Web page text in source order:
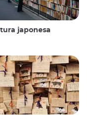
japonesa